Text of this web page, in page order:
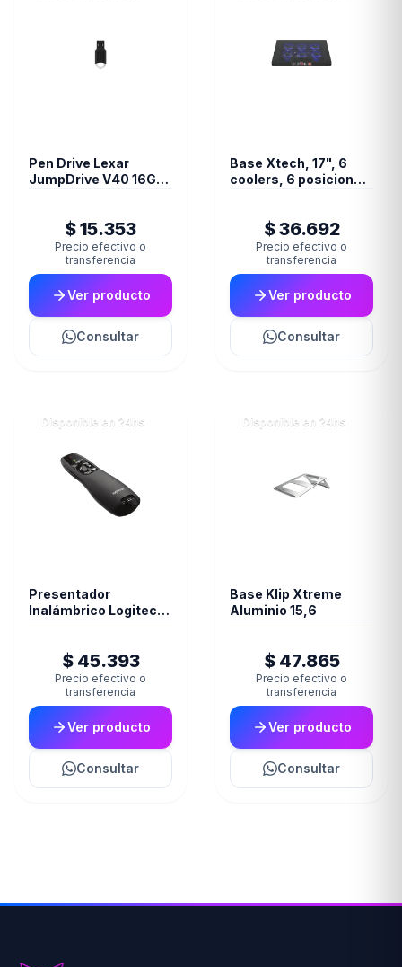
Pen Drive Lexar
JumpDrive V40 16GB
$ 15.353
Precio efectivo o
transferencia
Ver producto
Consultar
Base Xtech, 17", 6
coolers, 6 posiciones
$ 36.692
Precio efectivo o
transferencia
Ver producto
Consultar
Disponible en 24hs
Presentador
Inalámbrico Logitech
$ 45.393
Precio efectivo o
transferencia
Ver producto
Consultar
Disponible en 24hs
Base Klip Xtreme
Aluminio 15,6
$ 47.865
Precio efectivo o
transferencia
Ver producto
Consultar